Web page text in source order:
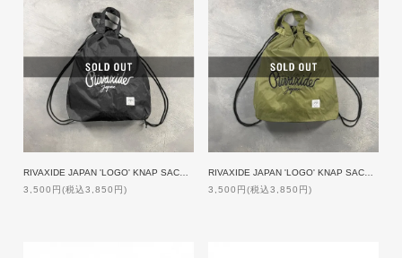
3,500円(税込3,850円)
3,500円(税込3,850円)